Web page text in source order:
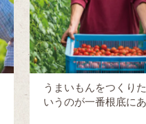
うまいもんをつくり
いうのが一番根底に